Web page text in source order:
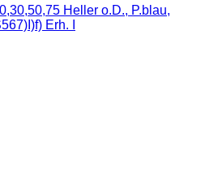
Heller o.D., P.blau,
Erh. I